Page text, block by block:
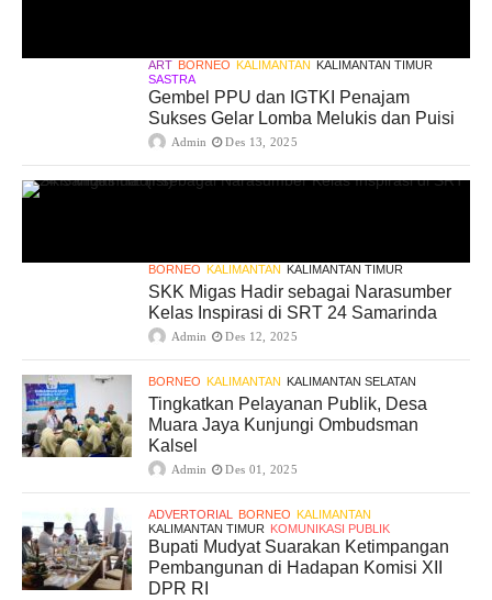
ART BORNEO KALIMANTAN
KALIMANTAN TIMUR
SASTRA
Gembel PPU dan IGTKI Penajam
Sukses Gelar Lomba Melukis dan Puisi
Admin Des 13, 2025
BORNEO KALIMANTAN KALIMANTAN TIMUR
SKK Migas Hadir sebagai Narasumber
Kelas Inspirasi di SRT 24 Samarinda
Admin Des 12, 2025
BORNEO KALIMANTAN KALIMANTAN SELATAN
Tingkatkan Pelayanan Publik, Desa
Muara Jaya Kunjungi Ombudsman
Kalsel
Admin Des 01, 2025
ADVERTORIAL BORNEO
KALIMANTAN
KALIMANTAN TIMUR
KOMUNIKASI PUBLIK
Bupati Mudyat Suarakan Ketimpangan
Pembangunan di Hadapan Komisi XII
DPR RI